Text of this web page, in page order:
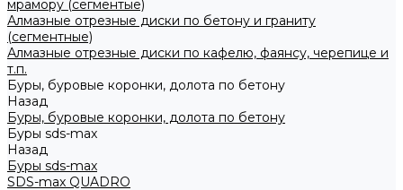
мрамору (сегментые)
Алмазные отрезные диски по бетону и граниту
(сегментные)
Алмазные отрезные диски по кафелю, фаянсу, черепице и
т.п.
Буры, буровые коронки, долота по бетону
Назад
Буры, буровые коронки, долота по бетону
Буры sds-max
Назад
Буры sds-max
SDS-max QUADRO